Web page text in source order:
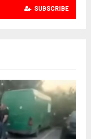
SUBSCRIBE